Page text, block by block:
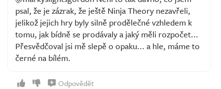
psal, že je zázrak, že ještě Ninja Theory nezavřeli,
jelikož jejich hry byly silně prodělečné vzhledem k
tomu, jak bídně se prodávaly a jaký měli rozpočet...
Přesvědčoval jsi mě slepě o opaku... a hle, máme to
černé na bílém.
Odpovědět